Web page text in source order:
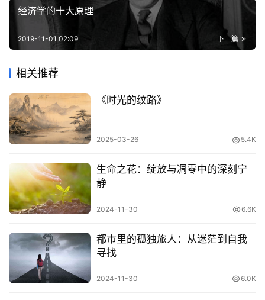
区
常
网
经济学的十大原理
下一篇
2019-11-01 02:09
相关推荐
《时光的纹路》
2025-03-26 5.4K
生命之花：绽放与凋零中的深刻宁
静
2024-11-30 6.6K
都市里的孤独旅人：从迷茫到自我
寻找
2024-11-30 6.0K